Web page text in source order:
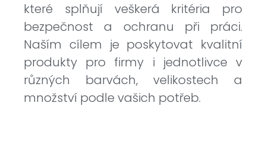
které splňují veškerá kritéria pro
bezpečnost a ochranu při práci.
Naším cílem je poskytovat kvalitní
produkty pro firmy i jednotlivce v
různých barvách, velikostech a
množství podle vašich potřeb.